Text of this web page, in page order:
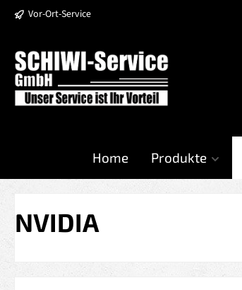
Hauptinhalt springen
Zur Suche springen
Zur Hauptnavigation springen
Vor-Ort-Service
Home Produkte
NVIDIA